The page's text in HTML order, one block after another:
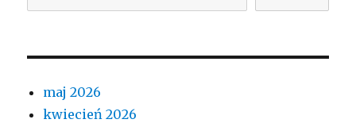
maj 2026
kwiecień 2026